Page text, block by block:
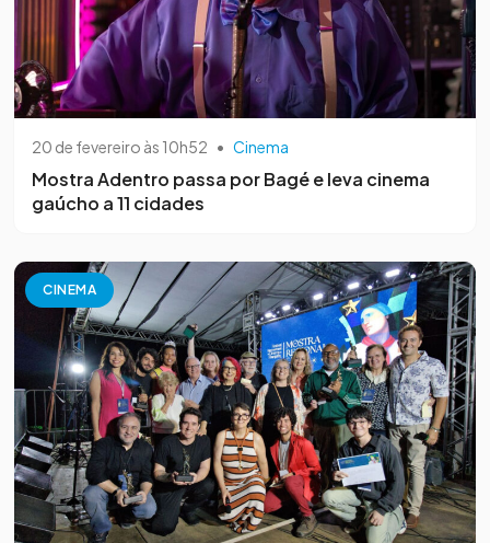
20 de fevereiro às 10h52 • Cinema
Mostra Adentro passa por Bagé e leva cinema
gaúcho a 11 cidades
CINEMA